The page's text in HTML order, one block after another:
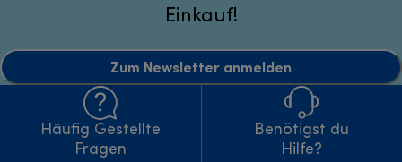
Einkauf!
Zum Newsletter anmelden
Häufig Gestellte
Fragen
Benötigst du
Hilfe?